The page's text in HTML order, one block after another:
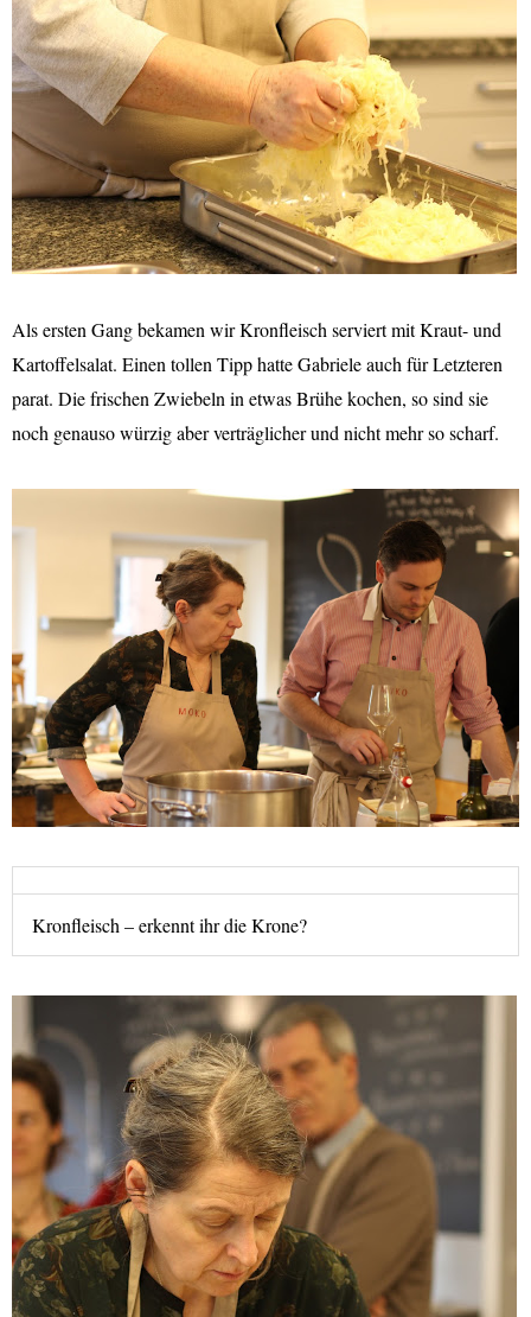
Als ersten Gang bekamen wir Kronfleisch serviert mit Kraut- und
Kartoffelsalat. Einen tollen Tipp hatte Gabriele auch für Letzteren
parat. Die frischen Zwiebeln in etwas Brühe kochen, so sind sie
noch genauso würzig aber verträglicher und nicht mehr so scharf.
Kronfleisch – erkennt ihr die Krone?